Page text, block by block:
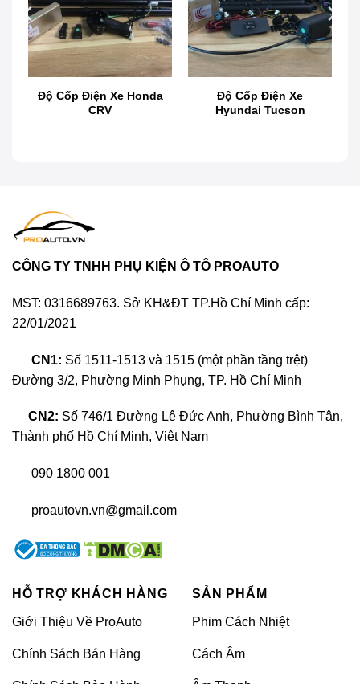
Độ cốp điện xe Honda HRV
HRV quá trình sử dụng sẽ trở nên dễ dàng, tiện
lợi và nhanh chóng hơn. Bạn chỉ cần nhấn khởi
động quá trình đóng – mở cốp sẽ được tự động
khi chúng ta có quá nhiều thứ đồ đạc cần vận
Lắp cốp điện xe Honda HRV còn giúp xế hộp trở
chúng ta cứ hì hục mất sức lực cho việc nâng hạ
cốp. Bên cạnh đó, tính năng cảm biến chống kẹt
nghiệm trở nên an toàn và tiện dụng hơn.
Cảm biến chống kẹt giúp quá trình sử dụng cốp
trở nên an toàn, đặc biệt là các gia đình có con
nhỏ. Đây là tính năng cần thiết và đáng được sử
dụng. Nhờ có tính năng này mà chúng ta có thể
xảy ra.
Độ Cốp Điện Xe Honda
CRV
Độ Cốp Điện Xe
Hyundai Tucson
CÔNG TY TNHH PHỤ KIỆN Ô TÔ PROAUTO
MST: 0316689763. Sở KH&ĐT TP.Hồ Chí Minh cấp:
22/01/2021
CN1: Số 1511-1513 và 1515 (một phần tầng trệt)
Đường 3/2, Phường Minh Phụng, TP. Hồ Chí Minh
CN2: Số 746/1 Đường Lê Đức Anh, Phường Bình Tân,
Thành phố Hồ Chí Minh, Việt Nam
090 1800 001
proautovn.vn@gmail.com
HỖ TRỢ KHÁCH HÀNG
Giới Thiệu Về ProAuto
Chính Sách Bán Hàng
SẢN PHẨM
Phim Cách Nhiệt
Cách Âm